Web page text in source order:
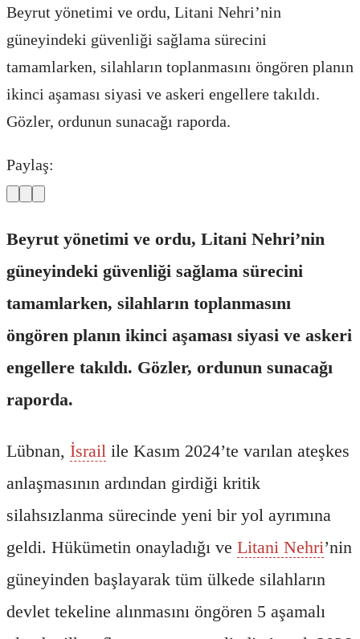
Beyrut yönetimi ve ordu, Litani Nehri’nin
güneyindeki güvenliği sağlama sürecini
tamamlarken, silahların toplanmasını öngören planın
ikinci aşaması siyasi ve askeri engellere takıldı.
Gözler, ordunun sunacağı raporda.
Paylaş:
Beyrut yönetimi ve ordu, Litani Nehri’nin
güneyindeki güvenliği sağlama sürecini
tamamlarken, silahların toplanmasını
öngören planın ikinci aşaması siyasi ve askeri
engellere takıldı. Gözler, ordunun sunacağı
raporda.
Lübnan, İsrail ile Kasım 2024’te varılan ateşkes
anlaşmasının ardından girdiği kritik
silahsızlanma sürecinde yeni bir yol ayrımına
geldi. Hükümetin onayladığı ve Litani Nehri’nin
güneyinden başlayarak tüm ülkede silahların
devlet tekeline alınmasını öngören 5 aşamalı